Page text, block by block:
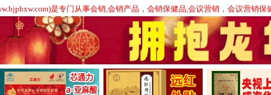
是专门从事会销,会销产品，会销保健品,会议营销，会议营销保